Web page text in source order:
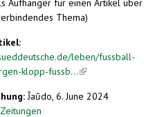
Thema)
leben/fussball-
klopp-fussb...(link is external)
Ĵaŭdo, 6. June 2024
Zeitungen